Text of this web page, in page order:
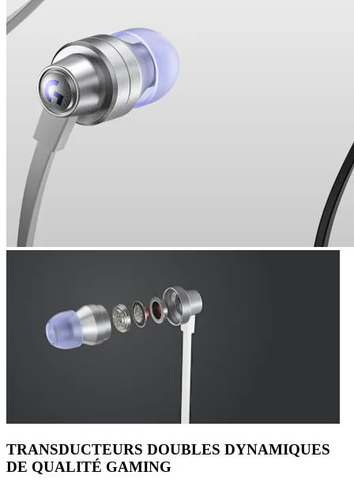
TRANSDUCTEURS DOUBLES DYNAMIQUES
DE QUALITÉ GAMING